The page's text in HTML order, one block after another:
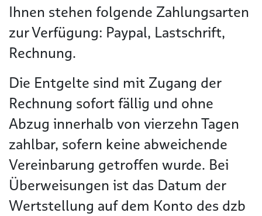
Ihnen stehen folgende Zahlungsarten
zur Verfügung: Paypal, Lastschrift,
Rechnung.
Die Entgelte sind mit Zugang der
Rechnung sofort fällig und ohne
Abzug innerhalb von vierzehn Tagen
zahlbar, sofern keine abweichende
Vereinbarung getroffen wurde. Bei
Überweisungen ist das Datum der
Wertstellung auf dem Konto des dzb